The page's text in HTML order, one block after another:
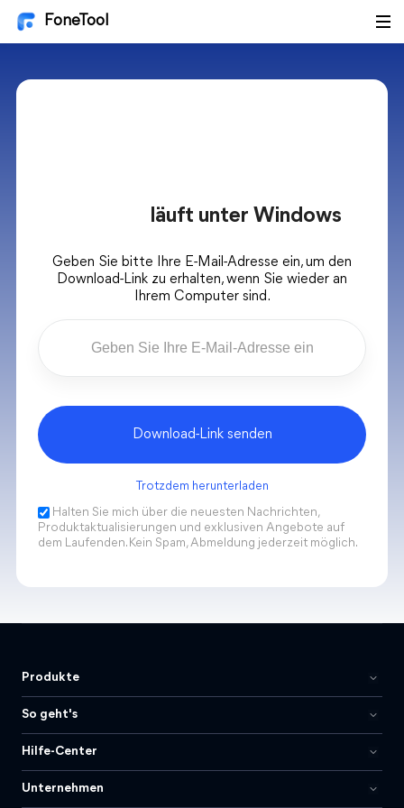
FoneTool
läuft unter Windows
Geben Sie bitte Ihre E-Mail-Adresse ein, um den
Download-Link zu erhalten, wenn Sie wieder an
Ihrem Computer sind.
Download-Link senden
Trotzdem herunterladen
Halten Sie mich über die neuesten Nachrichten,
Produktaktualisierungen und exklusiven Angebote auf
dem Laufenden. Kein Spam, Abmeldung jederzeit möglich.
Produkte
So geht's
Hilfe-Center
Unternehmen